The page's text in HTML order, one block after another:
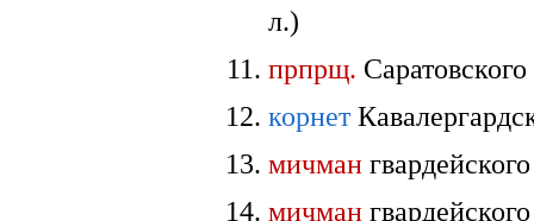
л.)
прпрщ.
корнет
мичман
мичман